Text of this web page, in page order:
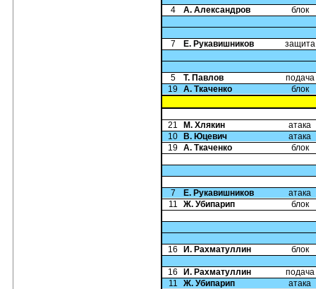
4 А. Александров блок
7 Е. Рукавишников защита
5 Т. Павлов
подача
19 А. Ткаченко блок
21 М. Хлякин
атака
10
В. Юцевич
атака
19 А. Ткаченко блок
7 Е. Рукавишников
атака
11
Ж. Убипарип блок
16 И. Рахматуллин блок
16 И. Рахматуллин
подача
11
Ж. Убипарип
атака